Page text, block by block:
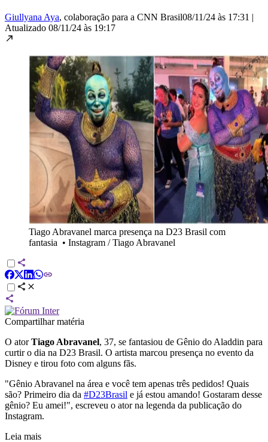
Giullyana Aya, colaboração para a CNN Brasil08/11/24 às 17:31 |
Atualizado 08/11/24 às 19:17
Tiago Abravanel marca presença na D23 Brasil com
fantasia • Instagram / Tiago Abravanel
Compartilhar matéria
O atorTiago Abravanel, 37, se fantasiou de Gênio do Aladdin para
curtir o dia na D23 Brasil. O artista marcou presença no evento da
Disney e tirou foto com alguns fãs.
"Gênio Abravanel na área e você tem apenas três pedidos! Quais
são? Primeiro dia da #D23Brasil e já estou amando! Gostaram desse
gênio? Eu amei!", escreveu o ator na legenda da publicação do
Instagram.
Leia mais